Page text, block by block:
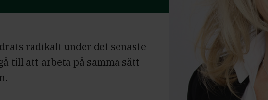
radikalt under det senaste
till att arbeta på samma sätt